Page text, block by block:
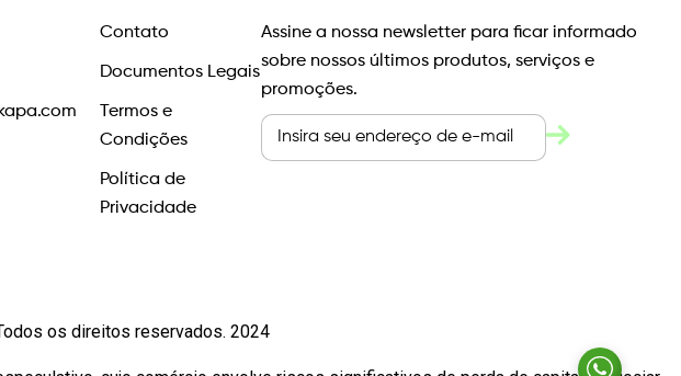
Contato
Documentos Legais
Termos e
Condições
Política de
Privacidade
Assine a nossa newsletter para ficar informado
sobre nossos últimos produtos, serviços e
promoções.
os direitos reservados. 2024